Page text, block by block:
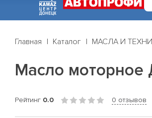
Главная Каталог МАСЛА И
Масло моторное
Рейтинг 0.0 0 отзывов